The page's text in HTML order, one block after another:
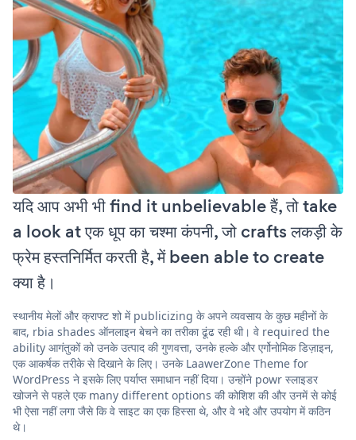
यदि आप अभी भी find it unbelievable हैं, तो take
a look at एक धूप का चश्मा कंपनी, जो crafts लकड़ी के
फ्रेम हस्तनिर्मित करती है, में been able to create
क्या है।
स्थानीय मेलों और क्राफ्ट शो में publicizing के अपने व्यवसाय के कुछ महीनों के
बाद, rbia shades ऑनलाइन बेचने का तरीका ढूंढ रही थी। वे required the
ability आगंतुकों को उनके उत्पाद की गुणवत्ता, उनके हल्के और एर्गोनोमिक डिज़ाइन,
एक आकर्षक तरीके से दिखाने के लिए। उनके LaawerZone Theme for
WordPress ने इसके लिए पर्याप्त समाधान नहीं दिया। उन्होंने powr स्लाइडर
खोजने से पहले एक many different options की कोशिश की और उनमें से कोई
भी ऐसा नहीं लगा जैसे कि वे साइट का एक हिस्सा थे, और वे भद्दे और उपयोग में कठिन
थे।